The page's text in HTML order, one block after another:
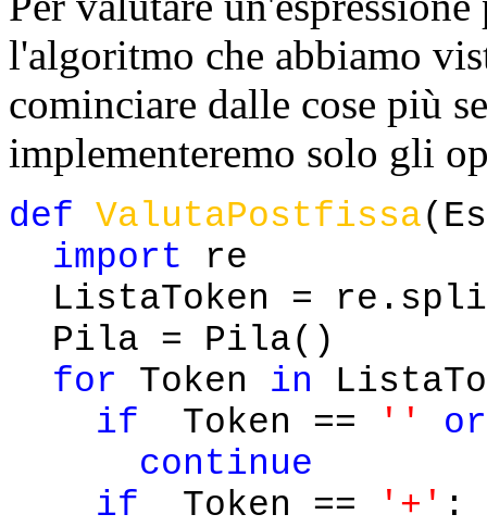
l'algoritmo che abbiamo
cominciare dalle cose più
implementeremo solo gli
def ValutaPostfissa
import re
ListaToken =
Pila = Pila()
for Token in
if Token == ''
or
continue
if Token == '+' :